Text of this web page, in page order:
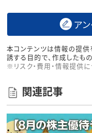
ア
本コンテンツは情報の提供
誘する目的で、作成したも
※リスク・費用・情報提供
関連記事